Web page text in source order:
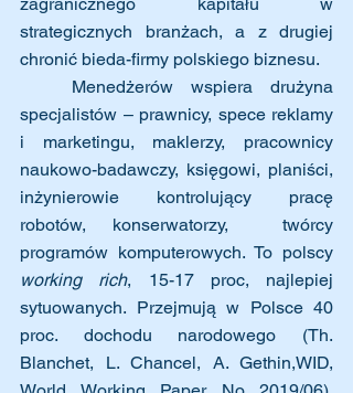
strategicznych branżach, a z drugiej
chronić bieda-firmy polskiego biznesu.
specjalistów – prawnicy, spece reklamy
i marketingu, maklerzy, pracownicy
naukowo-badawczy, księgowi, planiści,
inżynierowie kontrolujący pracę
robotów, konserwatorzy,  twórcy
working rich, 15-17 proc, najlepiej
sytuowanych. Przejmują w Polsce 40
proc. dochodu narodowego (Th.
Blanchet, L. Chancel, A. Gethin,WID,